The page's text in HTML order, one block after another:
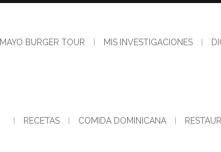
MAYO BURGER TOUR MIS INVESTIGACIONES
RECETAS COMIDA DOMINICANA